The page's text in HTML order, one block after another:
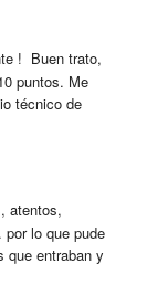
!  Buen trato,
puntos. Me
técnico de
atentos,
lo que pude
que entraban y